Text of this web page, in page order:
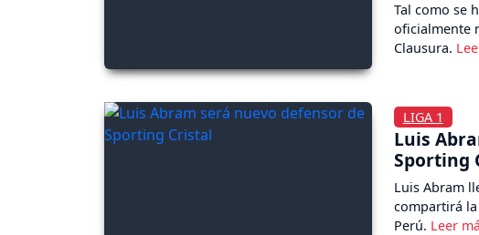
Tal como se
oficialmente
Clausura.
LIGA 1
Luis
Sporting
Luis Abram
compartirá
Perú.